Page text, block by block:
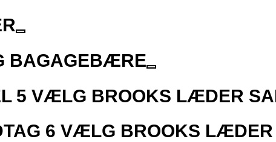
BAGAGEBÆRE
5 VÆLG BROOKS LÆDER
6 VÆLG BROOKS LÆDER